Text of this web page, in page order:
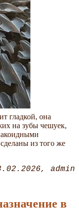
гладкой, она
на зубы чешуек,
из того же
admin
в